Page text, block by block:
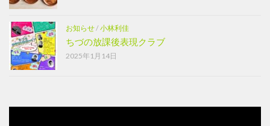
お知らせ/小林利佳
ちづの放課後表現クラブ
2025年1月14日